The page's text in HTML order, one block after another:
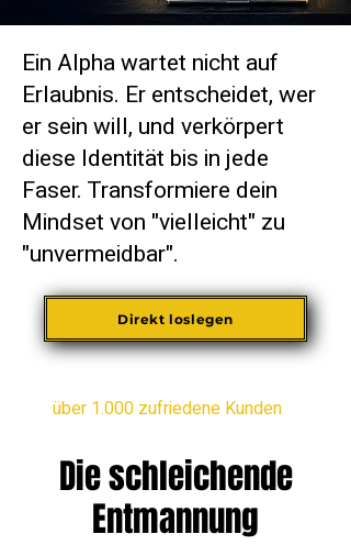
Ein Alpha wartet nicht auf
Erlaubnis. Er entscheidet, wer
er sein will, und verkörpert
diese Identität bis in jede
Faser. Transformiere dein
Mindset von "vielleicht" zu
"unvermeidbar".
Direkt loslegen
über 1.000 zufriedene Kunden
Die schleichende
Entmannung